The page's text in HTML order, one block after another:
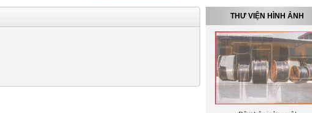
THƯ VIỆN HÌNH ẢNH